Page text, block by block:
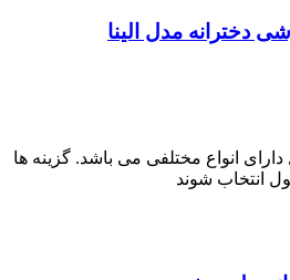
انواع مختلفی می باشد. گزینه ها
انتخاب شوند